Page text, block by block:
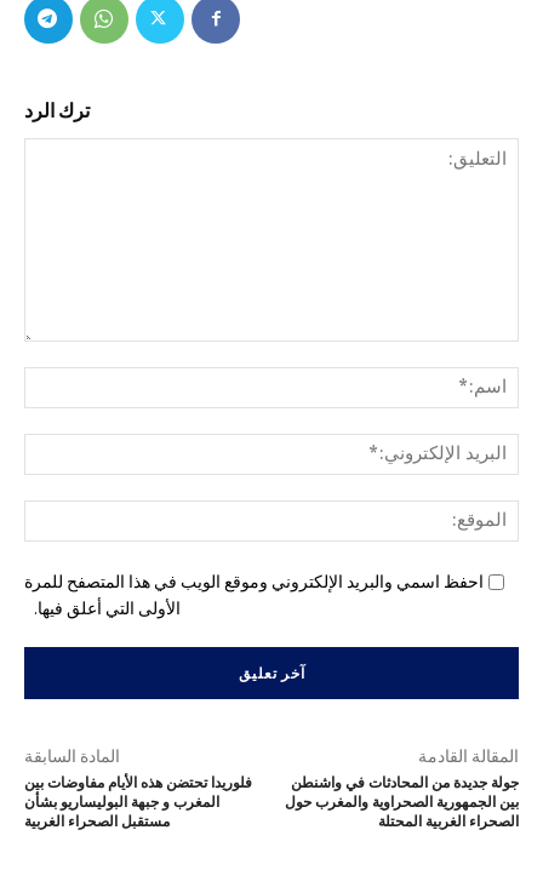
ترك الرد
احفظ اسمي والبريد الإلكتروني وموقع الويب في هذا المتصفح للمرة
الأولى التي أعلق فيها.
المادة السابقة
فلوريدا تحتضن هذه الأيام مفاوضات بين
المغرب و جبهة البوليساريو بشأن
مستقبل الصحراء الغربية
المقالة القادمة
جولة جديدة من المحادثات في واشنطن
بين الجمهورية الصحراوية والمغرب حول
الصحراء الغربية المحتلة